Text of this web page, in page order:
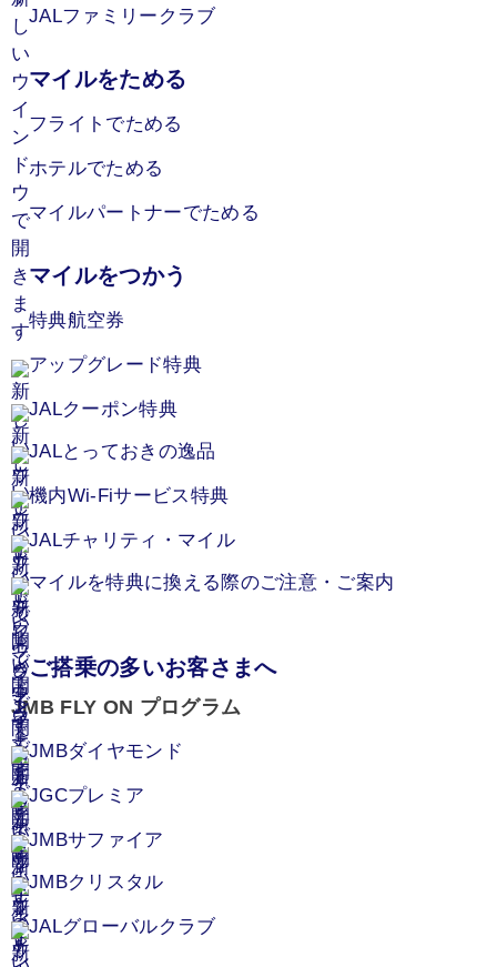
JALファミリークラブ
マイルをためる
フライトでためる
ホテルでためる
マイルパートナーでためる
マイルをつかう
特典航空券
アップグレード特典
JALクーポン特典
JALとっておきの逸品
機内Wi-Fiサービス特典
JALチャリティ・マイル
マイルを特典に換える際のご注意・ご案内
ご搭乗の多いお客さまへ
JMB FLY ON プログラム
JMBダイヤモンド
JGCプレミア
JMBサファイア
JMBクリスタル
JALグローバルクラブ